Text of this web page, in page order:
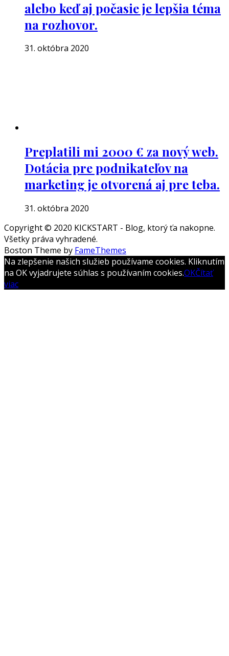
alebo keď aj počasie je lepšia téma
na rozhovor.
31. októbra 2020
Preplatili mi 2000 € za nový web.
Dotácia pre podnikateľov na
marketing je otvorená aj pre teba.
31. októbra 2020
Copyright © 2020 KICKSTART - Blog, ktorý ťa nakopne.
Všetky práva vyhradené.
Boston Theme by FameThemes
Na zlepšenie našich služieb používame cookies. Kliknutím
na OK vyjadrujete súhlas s používaním cookies.OKČítať
viac